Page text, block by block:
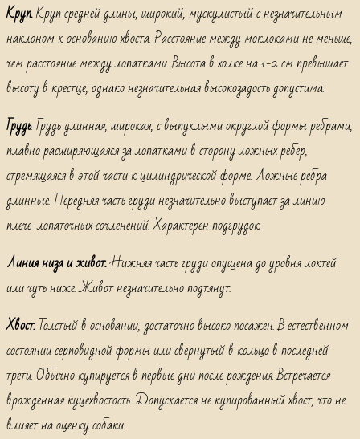
Круп.Круп средней длины, широкий, мускулистый с незначительным
наклоном к основанию хвоста. Расстояние между моклоками не меньше,
чем расстояние между лопатками. Высота в холке на 1-2 см превышает
высоту в крестце, однако незначительная высокозадость допустима.
Грудь. Грудь длинная, широкая, с выпуклыми округлой формы ребрами,
плавно расширяющаяся за лопатками в сторону ложных ребер,
стремящаяся в этой части к цилиндрической форме. Ложные ребра
длинные. Передняя часть груди незначительно выступает за линию
плече-лопаточных сочленений. Характерен подгрудок.
Линия низа и живот.Нижняя часть груди опущена до уровня локтей
или чуть ниже. Живот незначительно подтянут.
Хвост.Толстый в основании, достаточно высоко посажен. В естественном
состоянии серповидной формы или свернутый в кольцо в последней
трети. Обычно купируется в первые дни после рождения. Встречается
врожденная куцехвостость. Допускается не купированный хвост, что не
влияет на оценку собаки.